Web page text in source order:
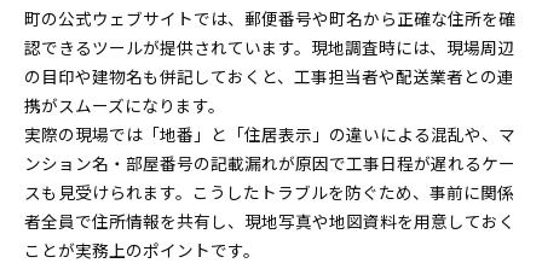
町の公式ウェブサイトでは、郵便番号や町名から正確な住所を確
認できるツールが提供されています。現地調査時には、現場周辺
の目印や建物名も併記しておくと、工事担当者や配送業者との連
携がスムーズになります。
実際の現場では「地番」と「住居表示」の違いによる混乱や、マ
ンション名・部屋番号の記載漏れが原因で工事日程が遅れるケー
スも見受けられます。こうしたトラブルを防ぐため、事前に関係
者全員で住所情報を共有し、現地写真や地図資料を用意しておく
ことが実務上のポイントです。